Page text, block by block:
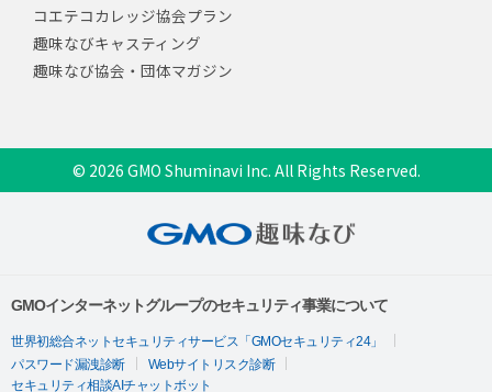
コエテコカレッジ協会プラン
趣味なびキャスティング
趣味なび協会・団体マガジン
© 2026 GMO Shuminavi Inc. All Rights Reserved.